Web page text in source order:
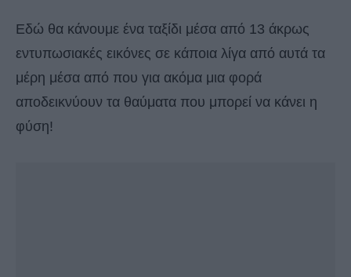
Εδώ θα κάνουμε ένα ταξίδι μέσα από 13 άκρως
εντυπωσιακές εικόνες σε κάποια λίγα από αυτά τα
μέρη μέσα από που για ακόμα μια φορά
αποδεικνύουν τα θαύματα που μπορεί να κάνει η
φύση!